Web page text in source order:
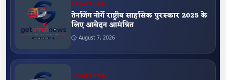
RAJASTHAN
तेनजिंग नोर्गे राष्ट्रीय साहसिक पुरस्कार 2025 के
लिए आवेदन आमंत्रित
August 7, 2026
RAJASTHAN